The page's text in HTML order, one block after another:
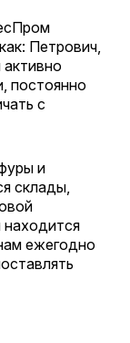
Петрович,
постоянно
с
и
склады,
находится
ежегодно